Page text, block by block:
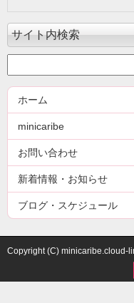
サイト内検索
ホーム
minicaribe
お問い合わせ
新着情報・お知らせ
ブログ・スケジュール
Copyright (C) minicaribe.cloud-